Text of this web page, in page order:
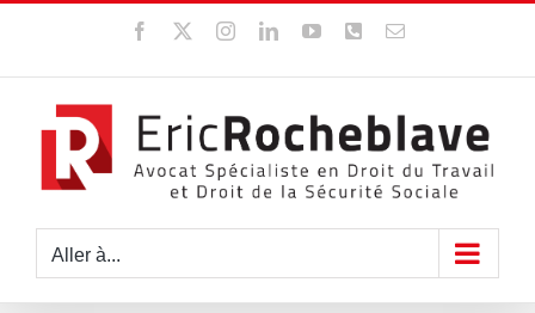
contenu
Facebook InstagramLinkedInYouTubeWhatsApp
Email
Aller à...